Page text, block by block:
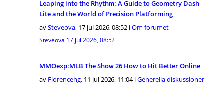
Leaping into the Rhythm: A Guide to Geometry Dash
Lite and the World of Precision Platforming
avSteveova, 17 jul 2026, 08:52 iOm forumet
Steveova 17 jul 2026, 08:52
MMOexp:MLB The Show 26 How to Hit Better Online
av Florencehg, 11 jul 2026, 11:04iGenerella diskussioner